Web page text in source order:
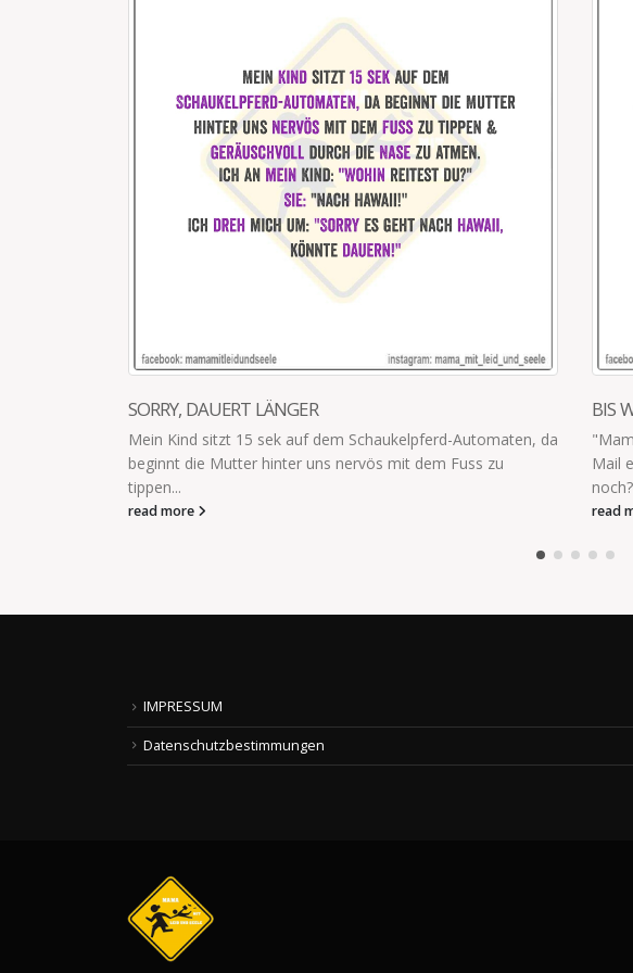
Automaten, da
BIS WANN?
"Mama, wir müssen diesen Englischaufsatz abtippen und per
Mail einsenden.""Bis wann?""Bis 4.4. - wie lange hab ich
read more
IMPRESSUM
Datenschutzbestimmungen